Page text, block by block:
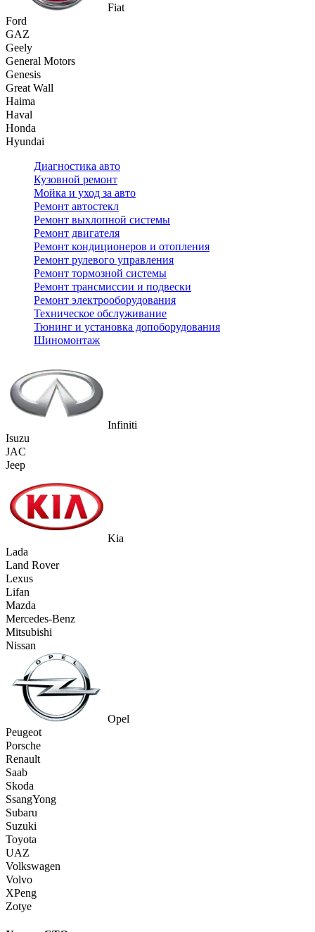
Fiat
Ford
GAZ
Geely
General Motors
Genesis
Great Wall
Haima
Haval
Honda
Hyundai
Диагностика авто
Кузовной ремонт
Мойка и уход за авто
Ремонт автостекл
Ремонт выхлопной системы
Ремонт двигателя
Ремонт кондиционеров и отопления
Ремонт рулевого управления
Ремонт тормозной системы
Ремонт трансмиссии и подвески
Ремонт электрооборудования
Техническое обслуживание
Тюнинг и установка допоборудования
Шиномонтаж
Infiniti
Isuzu
JAC
Jeep
Kia
Lada
Land Rover
Lexus
Lifan
Mazda
Mercedes-Benz
Mitsubishi
Nissan
Opel
Peugeot
Porsche
Renault
Saab
Skoda
SsangYong
Subaru
Suzuki
Toyota
UAZ
Volkswagen
Volvo
XPeng
Zotye